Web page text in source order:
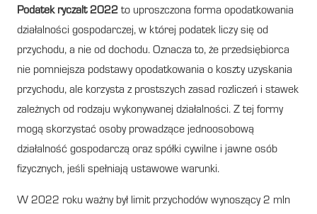
Podatek ryczalt 2022 to uproszczona forma opodatkowania
działalności gospodarczej, w której podatek liczy się od
przychodu, a nie od dochodu. Oznacza to, że przedsiębiorca
nie pomniejsza podstawy opodatkowania o koszty uzyskania
przychodu, ale korzysta z prostszych zasad rozliczeń i stawek
zależnych od rodzaju wykonywanej działalności. Z tej formy
mogą skorzystać osoby prowadzące jednoosobową
działalność gospodarczą oraz spółki cywilne i jawne osób
fizycznych, jeśli spełniają ustawowe warunki.
W 2022 roku ważny był limit przychodów wynoszący 2 mln